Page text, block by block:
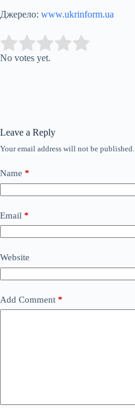
Джерело: www.ukrinform.ua
Rate this item:
No votes yet.
Leave a Reply
Your email address will not be published.
Name *
Email *
Website
Add Comment *